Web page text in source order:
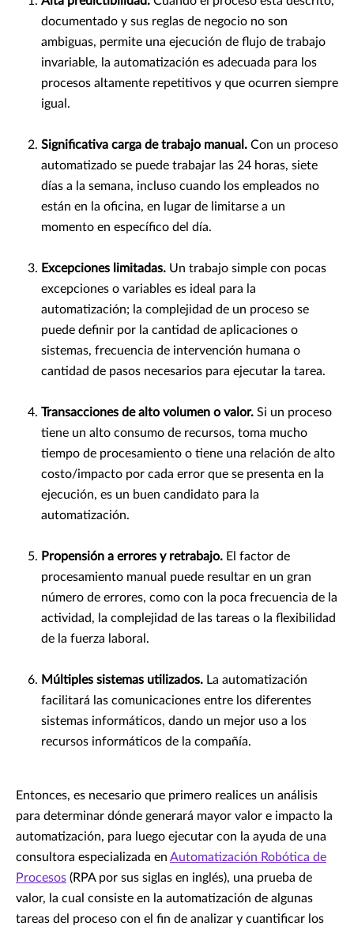
documentado y sus reglas de negocio no son
ambiguas, permite una ejecución de flujo de trabajo
invariable, la automatización es adecuada para los
procesos altamente repetitivos y que ocurren siempre
igual.
Significativa carga de trabajo manual. Con un proceso
automatizado se puede trabajar las 24 horas, siete
días a la semana, incluso cuando los empleados no
están en la oficina, en lugar de limitarse a un
momento en específico del día.
Excepciones limitadas. Un trabajo simple con pocas
excepciones o variables es ideal para la
automatización; la complejidad de un proceso se
puede definir por la cantidad de aplicaciones o
sistemas, frecuencia de intervención humana o
cantidad de pasos necesarios para ejecutar la tarea.
Transacciones de alto volumen o valor. Si un proceso
tiene un alto consumo de recursos, toma mucho
tiempo de procesamiento o tiene una relación de alto
costo/impacto por cada error que se presenta en la
ejecución, es un buen candidato para la
automatización.
Propensión a errores y retrabajo. El factor de
procesamiento manual puede resultar en un gran
número de errores, como con la poca frecuencia de la
actividad, la complejidad de las tareas o la flexibilidad
de la fuerza laboral.
Múltiples sistemas utilizados. La automatización
facilitará las comunicaciones entre los diferentes
sistemas informáticos, dando un mejor uso a los
recursos informáticos de la compañía.
Entonces, es necesario que primero realices un análisis
para determinar dónde generará mayor valor e impacto la
automatización, para luego ejecutar con la ayuda de una
consultora especializada en Automatización Robótica de
Procesos (RPA por sus siglas en inglés), una prueba de
valor, la cual consiste en la automatización de algunas
tareas del proceso con el fin de analizar y cuantificar los